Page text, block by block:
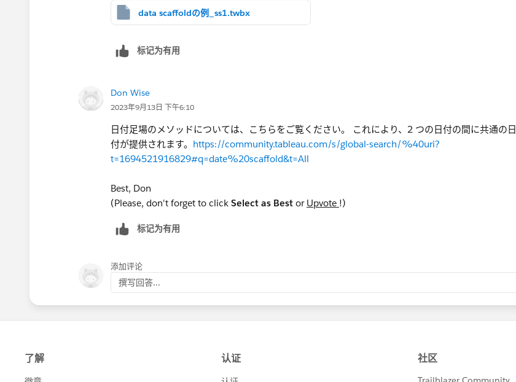
まずは「読み込ませるデータ自体を適切な形にする」ことを考えたほうが汎用的に役に立つと思い
ます。
data scaffoldの例_ss1.twbx
标记为有用
Don Wise
2023年9月13日 下午6:10
日付足場のメソッドについては、こちらをご覧ください。 これにより、2 つの日付の間に共通の日
付が提供されます。 https://community.tableau.com/s/global-search/%40uri?
t=1694521916829#q=date%20scaffold&t=All
Best, Don
(Please, don't forget to click Select as Best or Upvote !)
标记为有用
添加评论
撰写回答...